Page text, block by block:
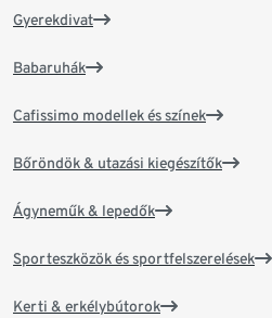
Gyerekdivat
Babaruhák
Cafissimo modellek és színek
Bőröndök & utazási kiegészítők
Ágyneműk & lepedők
Sporteszközök és sportfelszerelések
Kerti & erkélybútorok